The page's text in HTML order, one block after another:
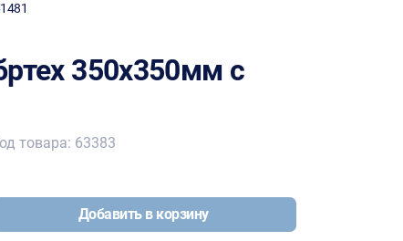
350х350мм с
товара: 63383
Добавить в корзину